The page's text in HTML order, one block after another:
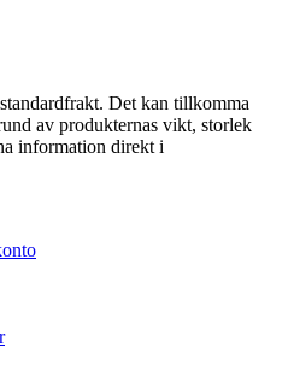
Det kan tillkomma
av produkternas vikt, storlek
information direkt i